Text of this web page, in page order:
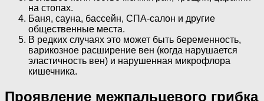
на стопах.
Баня, сауна, бассейн, СПА-салон и другие
общественные места.
В редких случаях это может быть беременность,
варикозное расширение вен (когда нарушается
эластичность вен) и нарушенная микрофлора
кишечника.
Проявление межпальцевого грибка